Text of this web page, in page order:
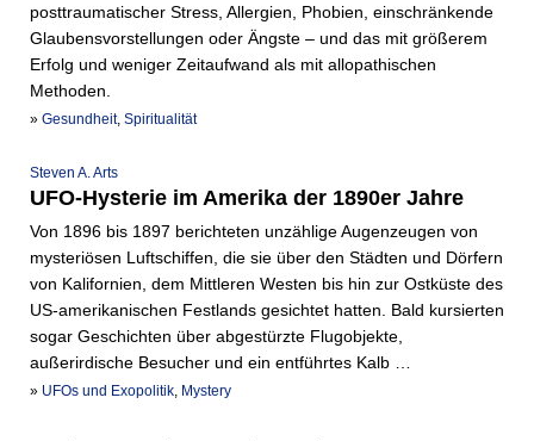
posttraumatischer Stress, Allergien, Phobien, einschränkende
Glaubensvorstellungen oder Ängste – und das mit größerem
Erfolg und weniger Zeitaufwand als mit allopathischen
Methoden.
» Gesundheit, Spiritualität
Steven A. Arts
UFO-Hysterie im Amerika der 1890er Jahre
Von 1896 bis 1897 berichteten unzählige Augenzeugen von
mysteriösen Luftschiffen, die sie über den Städten und Dörfern
von Kalifornien, dem Mittleren Westen bis hin zur Ostküste des
US-amerikanischen Festlands gesichtet hatten. Bald kursierten
sogar Geschichten über abgestürzte Flugobjekte,
außerirdische Besucher und ein entführtes Kalb …
» UFOs und Exopolitik Mystery